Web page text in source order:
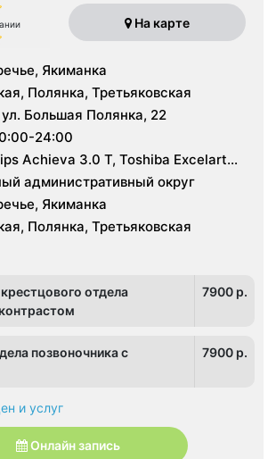
На карте
Якиманка
Полянка, Третьяковская
Большая Полянка, 22
24:00
Achieva 3.0 Т, Toshiba Excelart
Brilliance CT 64 среза, Philips
УЗИ Philips HD15
административный округ
Якиманка
Полянка, Третьяковская
отдела
7900 p.
позвоночника с
7900 p.
и услуг
Онлайн запись